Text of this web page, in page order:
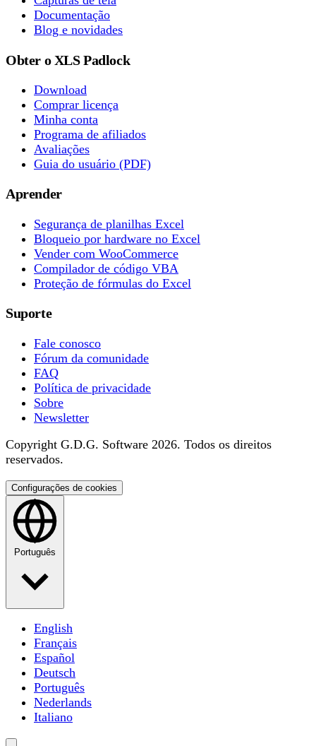
Documentação
Blog e novidades
Obter o XLS Padlock
Download
Comprar licença
Minha conta
Programa de afiliados
Avaliações
Guia do usuário (PDF)
Aprender
Segurança de planilhas Excel
Bloqueio por hardware no Excel
Vender com WooCommerce
Compilador de código VBA
Proteção de fórmulas do Excel
Suporte
Fale conosco
Fórum da comunidade
FAQ
Política de privacidade
Sobre
Newsletter
Copyright G.D.G. Software 2026. Todos os direitos
reservados.
Configurações de cookies
Português
English
Français
Español
Deutsch
Português
Nederlands
Italiano